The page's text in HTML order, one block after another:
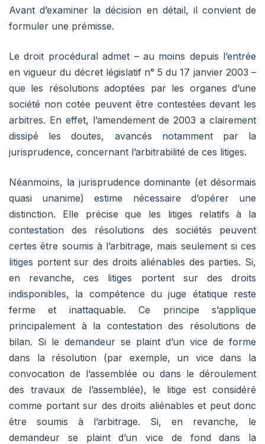
Avant d’examiner la décision en détail, il convient de
formuler une prémisse.
Le droit procédural admet – au moins depuis l’entrée
en vigueur du décret législatif n° 5 du 17 janvier 2003 –
que les résolutions adoptées par les organes d’une
société non cotée peuvent être contestées devant les
arbitres. En effet, l’amendement de 2003 a clairement
dissipé les doutes, avancés notamment par la
jurisprudence, concernant l’arbitrabilité de ces litiges.
Néanmoins, la jurisprudence dominante (et désormais
quasi unanime) estime nécessaire d’opérer une
distinction. Elle précise que les litiges relatifs à la
contestation des résolutions des sociétés peuvent
certes être soumis à l’arbitrage, mais seulement si ces
litiges portent sur des droits aliénables des parties. Si,
en revanche, ces litiges portent sur des droits
indisponibles, la compétence du juge étatique reste
ferme et inattaquable. Ce principe s’applique
principalement à la contestation des résolutions de
bilan. Si le demandeur se plaint d’un vice de forme
dans la résolution (par exemple, un vice dans la
convocation de l’assemblée ou dans le déroulement
des travaux de l’assemblée), le litige est considéré
comme portant sur des droits aliénables et peut donc
être soumis à l’arbitrage. Si, en revanche, le
demandeur se plaint d’un vice de fond dans la